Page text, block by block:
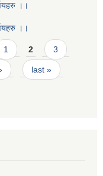
।।
।।
1 2 3
last »